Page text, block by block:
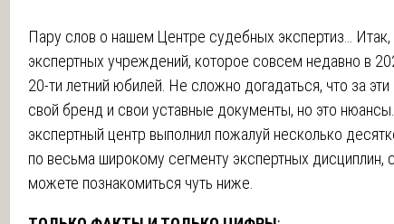
Пару слов о нашем Центре судебных экспертиз…
экспертных учреждений, которое совсем недавно в
20-ти летний юбилей. Не сложно догадаться, что за
свой бренд и свои уставные документы, но это
экспертный центр выполнил пожалуй несколько
по весьма широкому сегменту экспертных дисциплин,
можете познакомиться чуть ниже.